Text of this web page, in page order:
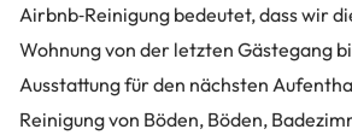
Airbnb‑Reinigung bedeutet, dass wir
Wohnung von der letzten Gästegang
Ausstattung für den nächsten
Reinigung von Böden, Böden,